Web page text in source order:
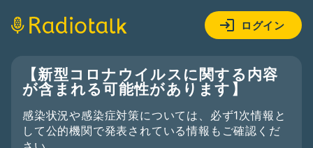
ログイン
【新型コロナウイルスに関する内容
が含まれる可能性があります】
感染状況や感染症対策については、必ず1次情報と
して公的機関で発表されている情報もご確認くだ